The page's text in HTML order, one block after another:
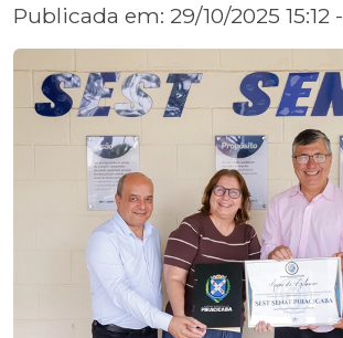
Publicada em: 29/10/2025 15:12 -